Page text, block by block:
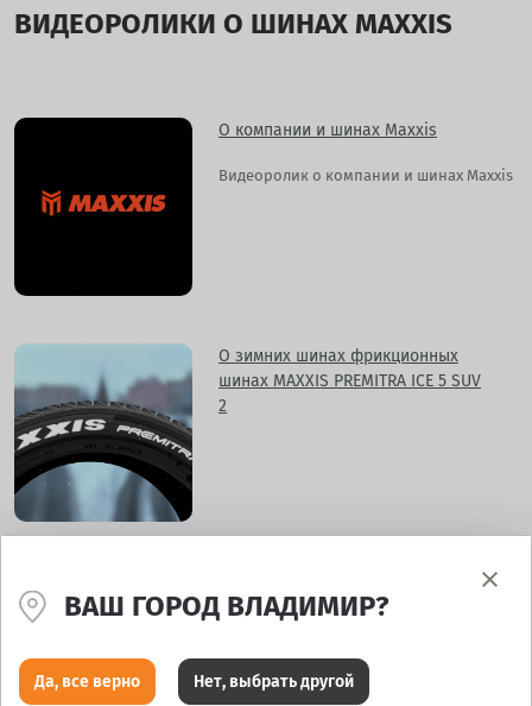
ВИДЕОРОЛИКИ О ШИНАХ MAXXIS
О компании и шинах Maxxis
Видеоролик о компании и шинах Maxxis
О зимних шинах фрикционных
шинах MAXXIS PREMITRA ICE 5 SUV
2
ВАШ ГОРОД ВЛАДИМИР?
Да, все верно Нет, выбрать другой